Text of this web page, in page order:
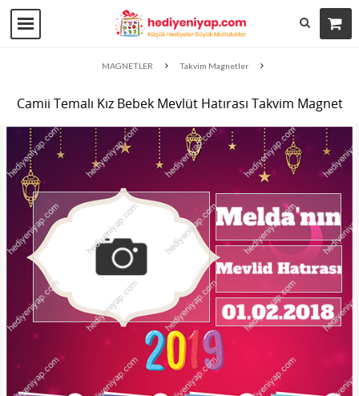
MAGNETLER Takvim Magnetler
Camii Temalı Kız Bebek Mevlüt Hatırası Takvim Magnet